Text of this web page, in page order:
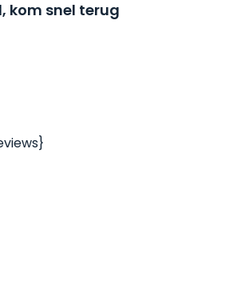
kom snel terug